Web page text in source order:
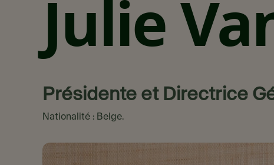
Julie
Présidente et Directrice
Nationalité : Belge.